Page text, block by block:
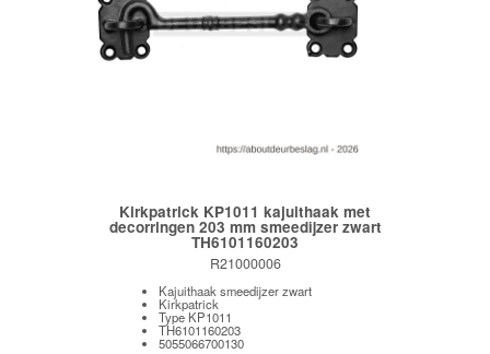
Kirkpatrick KP1011 kajuithaak met
decorringen 203 mm smeedijzer zwart
TH6101160203
R21000006
Kajuithaak smeedijzer zwart
Kirkpatrick
Type KP1011
TH6101160203
5055066700130